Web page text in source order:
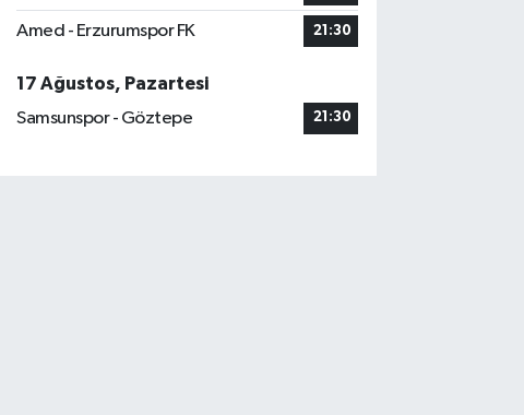
Amed - Erzurumspor FK 21:30
17 Ağustos, Pazartesi
Samsunspor - Göztepe
21:30